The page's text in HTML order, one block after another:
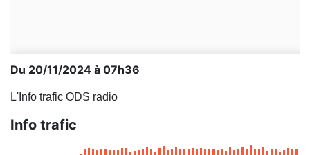
Du 20/11/2024 à 07h36
L'Info trafic ODS radio
Info trafic